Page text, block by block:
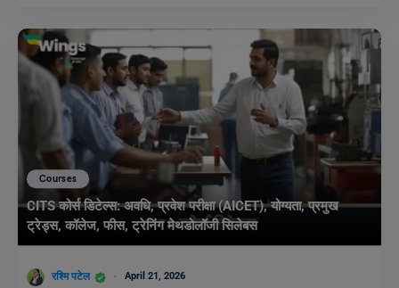
Courses
CITS कोर्स डिटेल्स: अवधि, प्रवेश परीक्षा (AICET), योग्यता, प्रमुख
ट्रेड्स, कॉलेज, फीस, ट्रेनिंग मेथडोलॉजी सिलेबस
रश्मि पटेल April 21, 2026